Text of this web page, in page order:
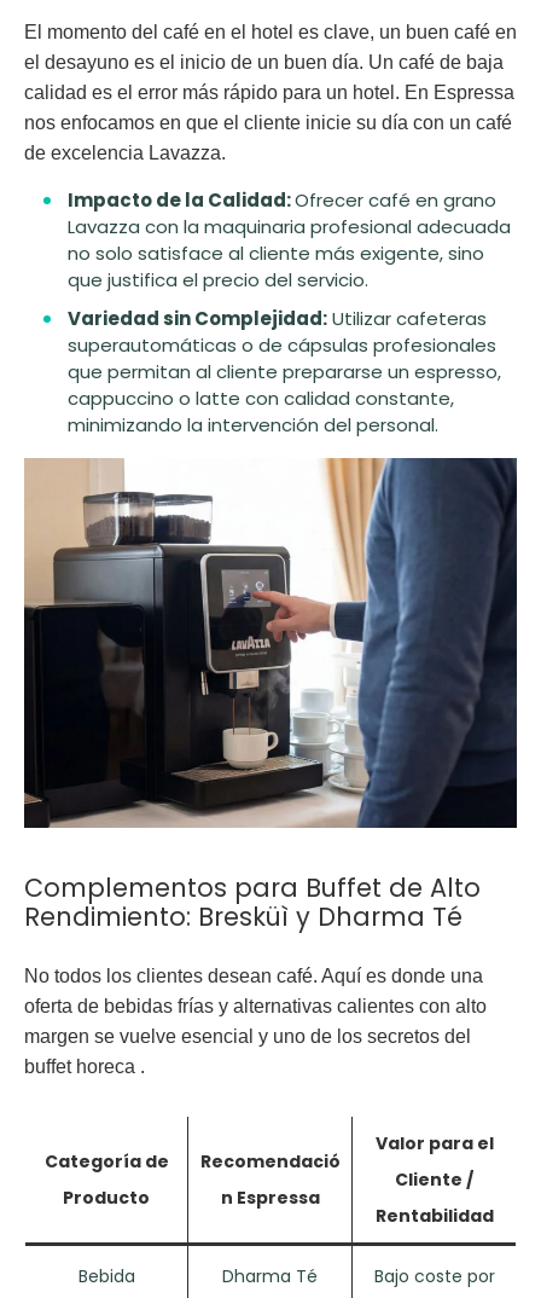
El momento del café en el hotel es clave, un buen café en
el desayuno es el inicio de un buen día. Un café de baja
calidad es el error más rápido para un hotel. En Espressa
nos enfocamos en que el cliente inicie su día con un café
de excelencia Lavazza.
Impacto de la Calidad:Ofrecer café en grano
Lavazza con la maquinaria profesional adecuada
no solo satisface al cliente más exigente, sino
que justifica el precio del servicio.
Variedad sin Complejidad:Utilizar cafeteras
superautomáticas o de cápsulas profesionales
que permitan al cliente prepararse un espresso,
cappuccino o latte con calidad constante,
minimizando la intervención del personal.
Complementos para Buffet de Alto
Rendimiento: Bresküì y Dharma Té
No todos los clientes desean café. Aquí es donde una
oferta de bebidas frías y alternativas calientes con alto
margen se vuelve esencial y uno de los secretos del
buffet horeca .
Categoría de
Producto
Recomendació
n Espressa
Valor para el
Cliente /
Rentabilidad
Bebida
Dharma Té
Bajo coste por